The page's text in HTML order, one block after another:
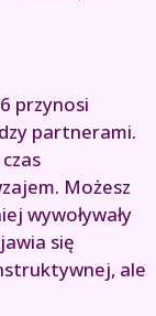
przynosi
partnerami.
Możesz
wywoływały
się
ale